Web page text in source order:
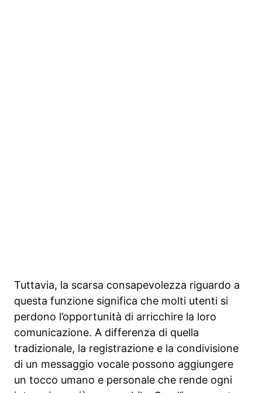
Tuttavia, la scarsa consapevolezza riguardo a
questa funzione significa che molti utenti si
perdono l’opportunità di arricchire la loro
comunicazione. A differenza di quella
tradizionale, la registrazione e la condivisione
di un messaggio vocale possono aggiungere
un tocco umano e personale che rende ogni